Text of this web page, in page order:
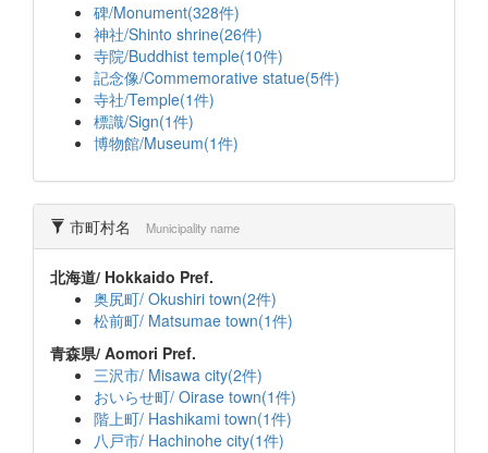
碑/Monument(328件)
神社/Shinto shrine(26件)
寺院/Buddhist temple(10件)
記念像/Commemorative statue(5件)
寺社/Temple(1件)
標識/Sign(1件)
博物館/Museum(1件)
市町村名 Municipality name
北海道/ Hokkaido Pref.
奥尻町/ Okushiri town(2件)
松前町/ Matsumae town(1件)
青森県/ Aomori Pref.
三沢市/ Misawa city(2件)
おいらせ町/ Oirase town(1件)
階上町/ Hashikami town(1件)
八戸市/ Hachinohe city(1件)